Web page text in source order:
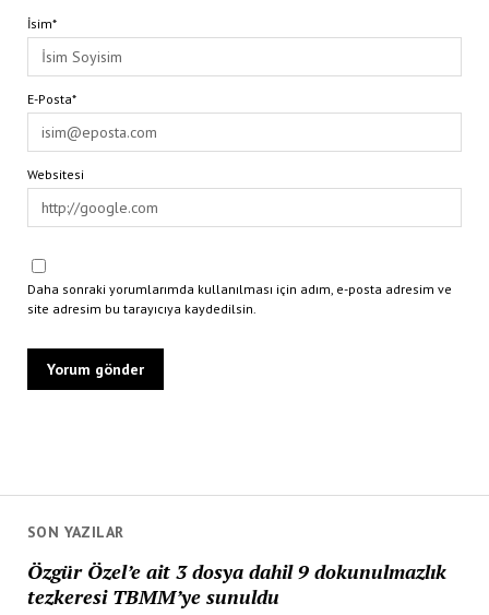
SON YAZILAR
Özgür Özel’e ait 3 dosya dahil 9 dokunulmazlık
tezkeresi TBMM’ye sunuldu
İsim*
E-Posta*
Websitesi
Daha sonraki yorumlarımda kullanılması için adım, e-posta adresim ve
site adresim bu tarayıcıya kaydedilsin.